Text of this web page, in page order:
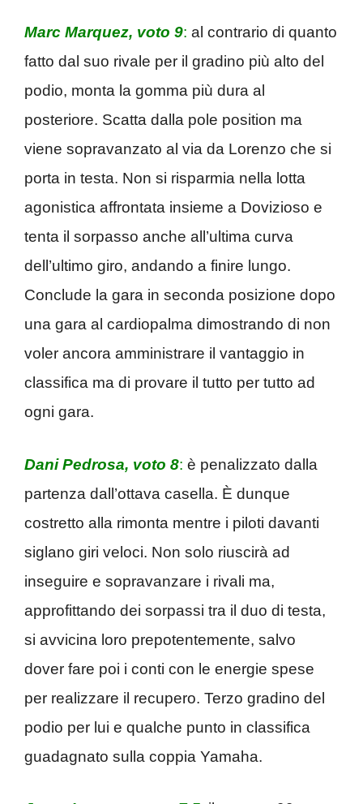
Marc Marquez, voto 9: al contrario di quanto
fatto dal suo rivale per il gradino più alto del
podio, monta la gomma più dura al
posteriore. Scatta dalla pole position ma
viene sopravanzato al via da Lorenzo che si
porta in testa. Non si risparmia nella lotta
agonistica affrontata insieme a Dovizioso e
tenta il sorpasso anche all’ultima curva
dell’ultimo giro, andando a finire lungo.
Conclude la gara in seconda posizione dopo
una gara al cardiopalma dimostrando di non
voler ancora amministrare il vantaggio in
classifica ma di provare il tutto per tutto ad
ogni gara.
Dani Pedrosa, voto 8: è penalizzato dalla
partenza dall’ottava casella. È dunque
costretto alla rimonta mentre i piloti davanti
siglano giri veloci. Non solo riuscirà ad
inseguire e sopravanzare i rivali ma,
approfittando dei sorpassi tra il duo di testa,
si avvicina loro prepotentemente, salvo
dover fare poi i conti con le energie spese
per realizzare il recupero. Terzo gradino del
podio per lui e qualche punto in classifica
guadagnato sulla coppia Yamaha.